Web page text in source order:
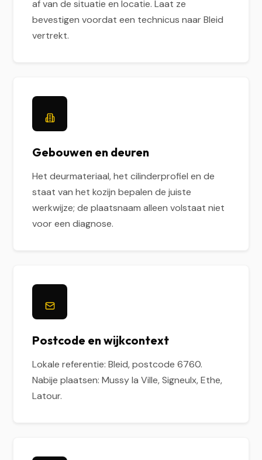
af van de situatie en locatie. Laat ze
bevestigen voordat een technicus naar Bleid
vertrekt.
Gebouwen en deuren
Het deurmateriaal, het cilinderprofiel en de
staat van het kozijn bepalen de juiste
werkwijze; de plaatsnaam alleen volstaat niet
voor een diagnose.
Postcode en wijkcontext
Lokale referentie: Bleid, postcode 6760.
Nabije plaatsen: Mussy la Ville, Signeulx, Ethe,
Latour.